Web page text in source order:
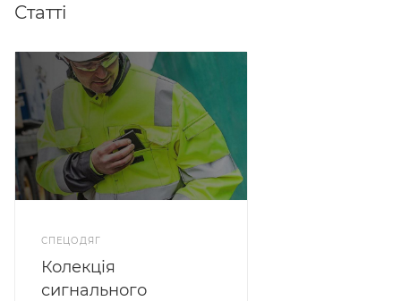
Статті
СПЕЦОДЯГ
Колекція
сигнального